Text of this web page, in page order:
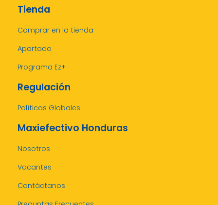
Tienda
Comprar en la tienda
Apartado
Programa Ez+
Regulación
Políticas Globales
Maxiefectivo Honduras
Nosotros
Vacantes
Contáctanos